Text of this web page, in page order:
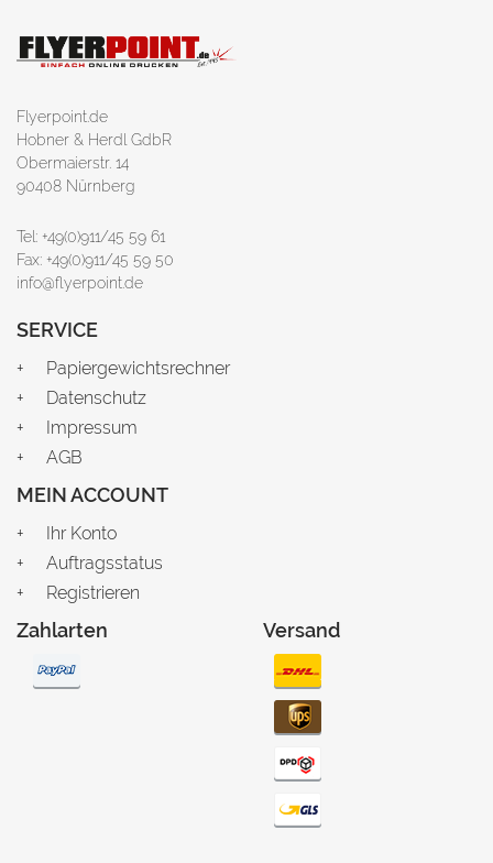
Flyerpoint.de
Hobner & Herdl GdbR
Obermaierstr. 14
90408 Nürnberg
Tel: +49(0)911/45 59 61
Fax: +49(0)911/45 59 50
info@flyerpoint.de
SERVICE
Papiergewichtsrechner
Datenschutz
Impressum
AGB
MEIN ACCOUNT
Ihr Konto
Auftragsstatus
Registrieren
Zahlarten Versand